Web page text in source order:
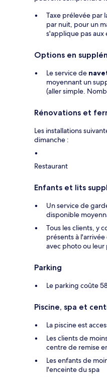
Taxe prélevée par
par nuit, pour un
s'applique pas aux
Options en
Le service de
moyennant un
(aller simple.
Rénovations et
Les installations
dimanche :
Restaurant
Enfants et lits
Un service de
disponible
Tous les clients, y
présents à
avec photo ou leur
Parking
Le parking coûte
Piscine, spa et
La piscine est
Les clients de
centre de remise
Les enfants de
l'enceinte du spa